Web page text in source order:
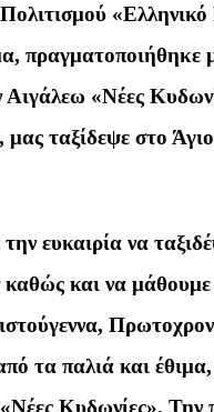
πραγματοποιήθηκε
«Νέες
μας ταξίδεψε στο
ευκαιρία να
και να
τα παλιά και
Κυδωνίες». Την